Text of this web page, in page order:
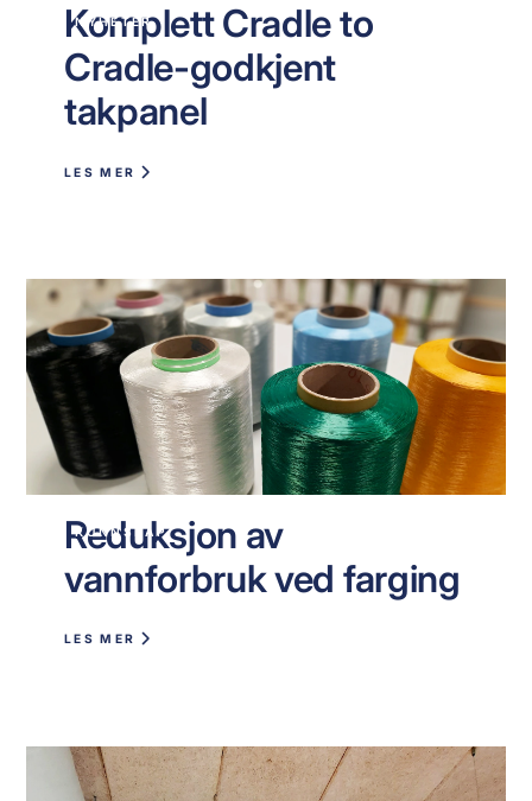
NYHETER
Komplett Cradle to
Cradle-godkjent
takpanel
LES MER
KUNNSKAP
Reduksjon av
vannforbruk ved farging
LES MER